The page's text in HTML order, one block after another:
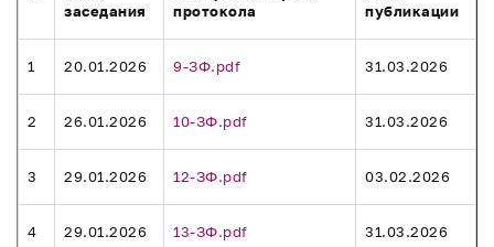
заседания
протокола
публикации
1 20.01.2026 9-ЗФ.pdf 31.03.2026
2 26.01.2026 10-ЗФ.pdf 31.03.2026
3 29.01.2026 12-ЗФ.pdf 03.02.2026
4 29.01.2026 13-ЗФ.pdf 31.03.2026